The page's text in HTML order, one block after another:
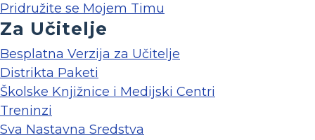
Pridružite se Mojem Timu
Za Učitelje
Besplatna Verzija za Učitelje
Distrikta Paketi
Školske Knjižnice i Medijski Centri
Treninzi
Sva Nastavna Sredstva